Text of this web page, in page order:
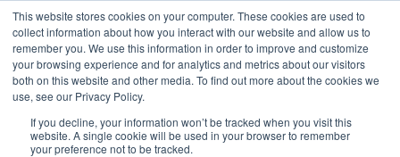
This website stores cookies on your computer. These cookies are used to
collect information about how you interact with our website and allow us to
remember you. We use this information in order to improve and customize
your browsing experience and for analytics and metrics about our visitors
both on this website and other media. To find out more about the cookies we
use, see our Privacy Policy.
If you decline, your information won’t be tracked when you visit this
website. A single cookie will be used in your browser to remember
your preference not to be tracked.
IT